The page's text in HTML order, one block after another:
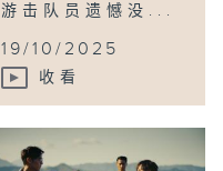
游击队员遗憾没...
19/10/2025
收看